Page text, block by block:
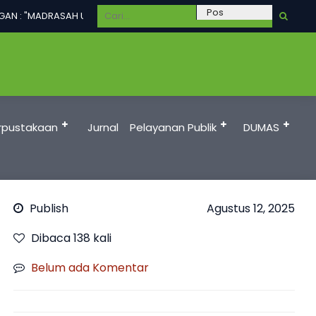
: "MADRASAH UNGGUL DALAM PRESTASI, TERAMPIL, BERAKHLAKUL
Jurnal Pelayanan Publik DUMAS
Publish
Agustus 12, 2025
Dibaca 138 kali
Belum ada Komentar